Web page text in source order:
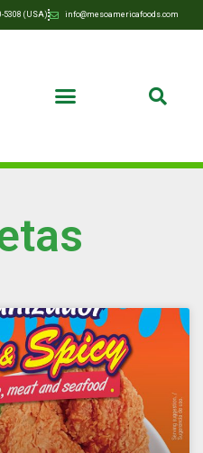
5308 (USA) info@mesoamericafoods.com